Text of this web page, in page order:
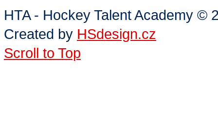
HTA - Hockey Talent Academy ©
Created by HSdesign.cz
Scroll to Top